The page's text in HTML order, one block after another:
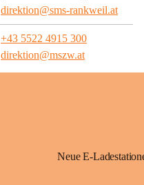
direktion@sms-rankweil.at
+43 5522 4915 300
direktion@mszw.at